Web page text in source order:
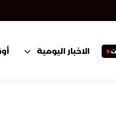
الاخبار اليومية